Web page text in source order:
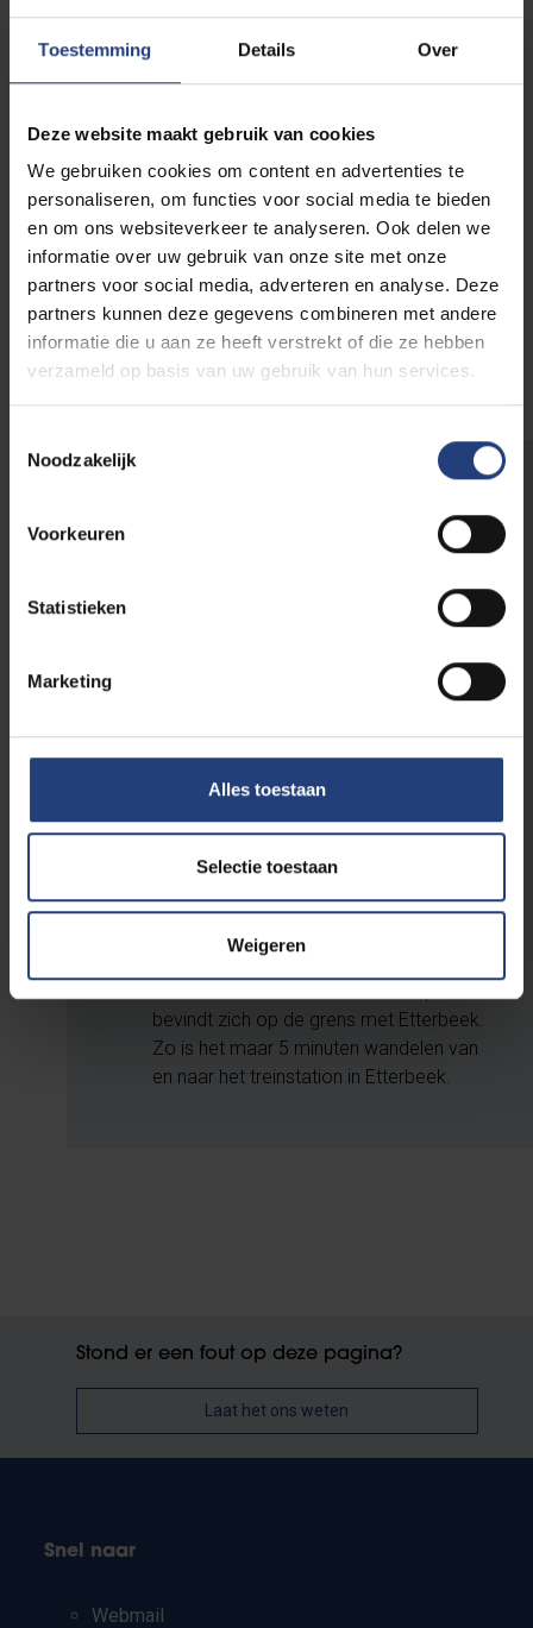
Toestemming Details Over
Deze website maakt gebruik van cookies
We gebruiken cookies om content en advertenties te
personaliseren, om functies voor social media te bieden
en om ons websiteverkeer te analyseren. Ook delen we
informatie over uw gebruik van onze site met onze
partners voor social media, adverteren en analyse. Deze
partners kunnen deze gegevens combineren met andere
informatie die u aan ze heeft verstrekt of die ze hebben
verzameld op basis van uw gebruik van hun services.
Noodzakelijk
Voorkeuren
Statistieken
Marketing
Alles toestaan
Selectie toestaan
Weigeren
Mobiliteit en bereikbaarheid
Regels en afspraken
VUB Main Campus in Etterbeek en alle
medische opleidingen (en bepaalde
Opvoeding en Kinesitherapie) op onze
VUB Health Campus in Jette doorgaan?
deze campussen niet altijd zo geheten
hebben? Respectievelijk kenden we
ze als onze 'Brussels Humanities and
Science Campus' en 'Brussels Health
onze VUB campussen in Etterbeek en
Jette.
de VUB Main Campus eigenlijk in Elsene
ligt, en dus niet in Etterbeek zoals de
bevindt zich op de grens met Etterbeek.
Zo is het maar 5 minuten wandelen van
en naar het treinstation in Etterbeek.
Stond er een fout op deze pagina?
Laat het ons weten
Snel naar
Webmail